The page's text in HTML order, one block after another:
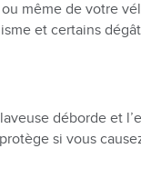
ou même de votre
et certains
déborde et
si vous